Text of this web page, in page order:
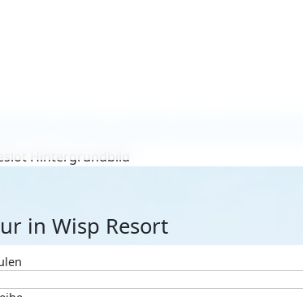
in Wisp Resort